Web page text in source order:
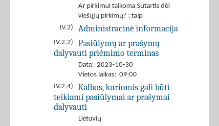
Ar pirkimui taikoma Sutartis dėl
viešųjų pirkimų? : taip
IV.2)
Administracinė informacija
IV.2.2)
Pasiūlymų ar prašymų
dalyvauti priėmimo terminas
Data: 2023-10-30
Vietos laikas: 09:00
IV.2.4)
Kalbos, kuriomis gali būti
teikiami pasiūlymai ar prašymai
dalyvauti
Lietuvių